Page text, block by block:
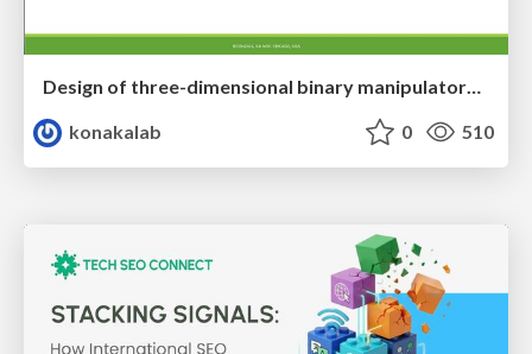
Design of three-dimensional binary manipulators for pick-and-place task avoiding obstacles (IECON2024)
konakalab
0 510